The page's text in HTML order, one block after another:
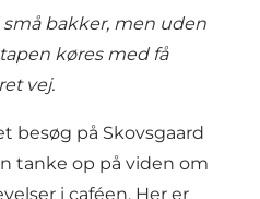
bakker, men uden
køres med få
vej.
besøg på Skovsgaard
tanke op på viden om
i caféen. Her er